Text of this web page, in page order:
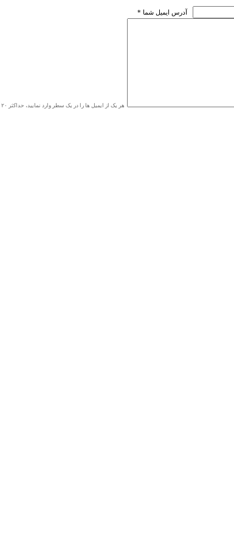
* آدرس ايميل شما
هر یک از ایمیل ها را در یک سطر وارد نمایید، حداکثر ۲۰ آدرس